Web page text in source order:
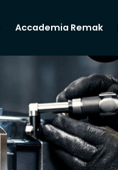
Accademia Remak